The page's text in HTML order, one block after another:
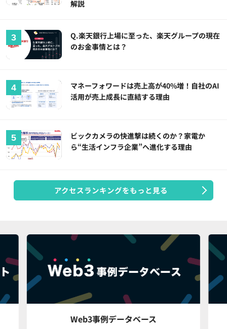
解説
Q.楽天銀行上場に至った、楽天グループの現在
のお金事情とは？
マネーフォワードは売上高が40%増！自社のAI
活用が売上成長に直結する理由
ビックカメラの快進撃は続くのか？家電か
ら“生活インフラ企業”へ進化する理由
アクセスランキングをもっと見る
Web3事例データベース